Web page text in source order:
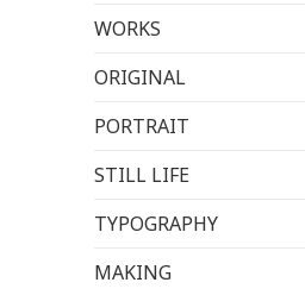
WORKS
ORIGINAL
PORTRAIT
STILL LIFE
TYPOGRAPHY
MAKING